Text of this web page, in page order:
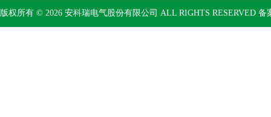
版权所有 © 2026 安科瑞电气股份有限公司 ALL RIGHTS RESERVED 备